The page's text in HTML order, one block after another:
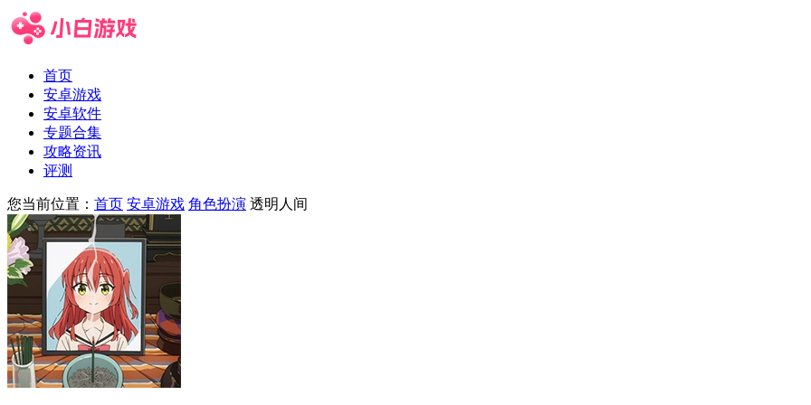
首页
安卓游戏
安卓软件
专题合集
攻略资讯
评测
您当前位置： 首页 安卓游戏 角色扮演 透明人间